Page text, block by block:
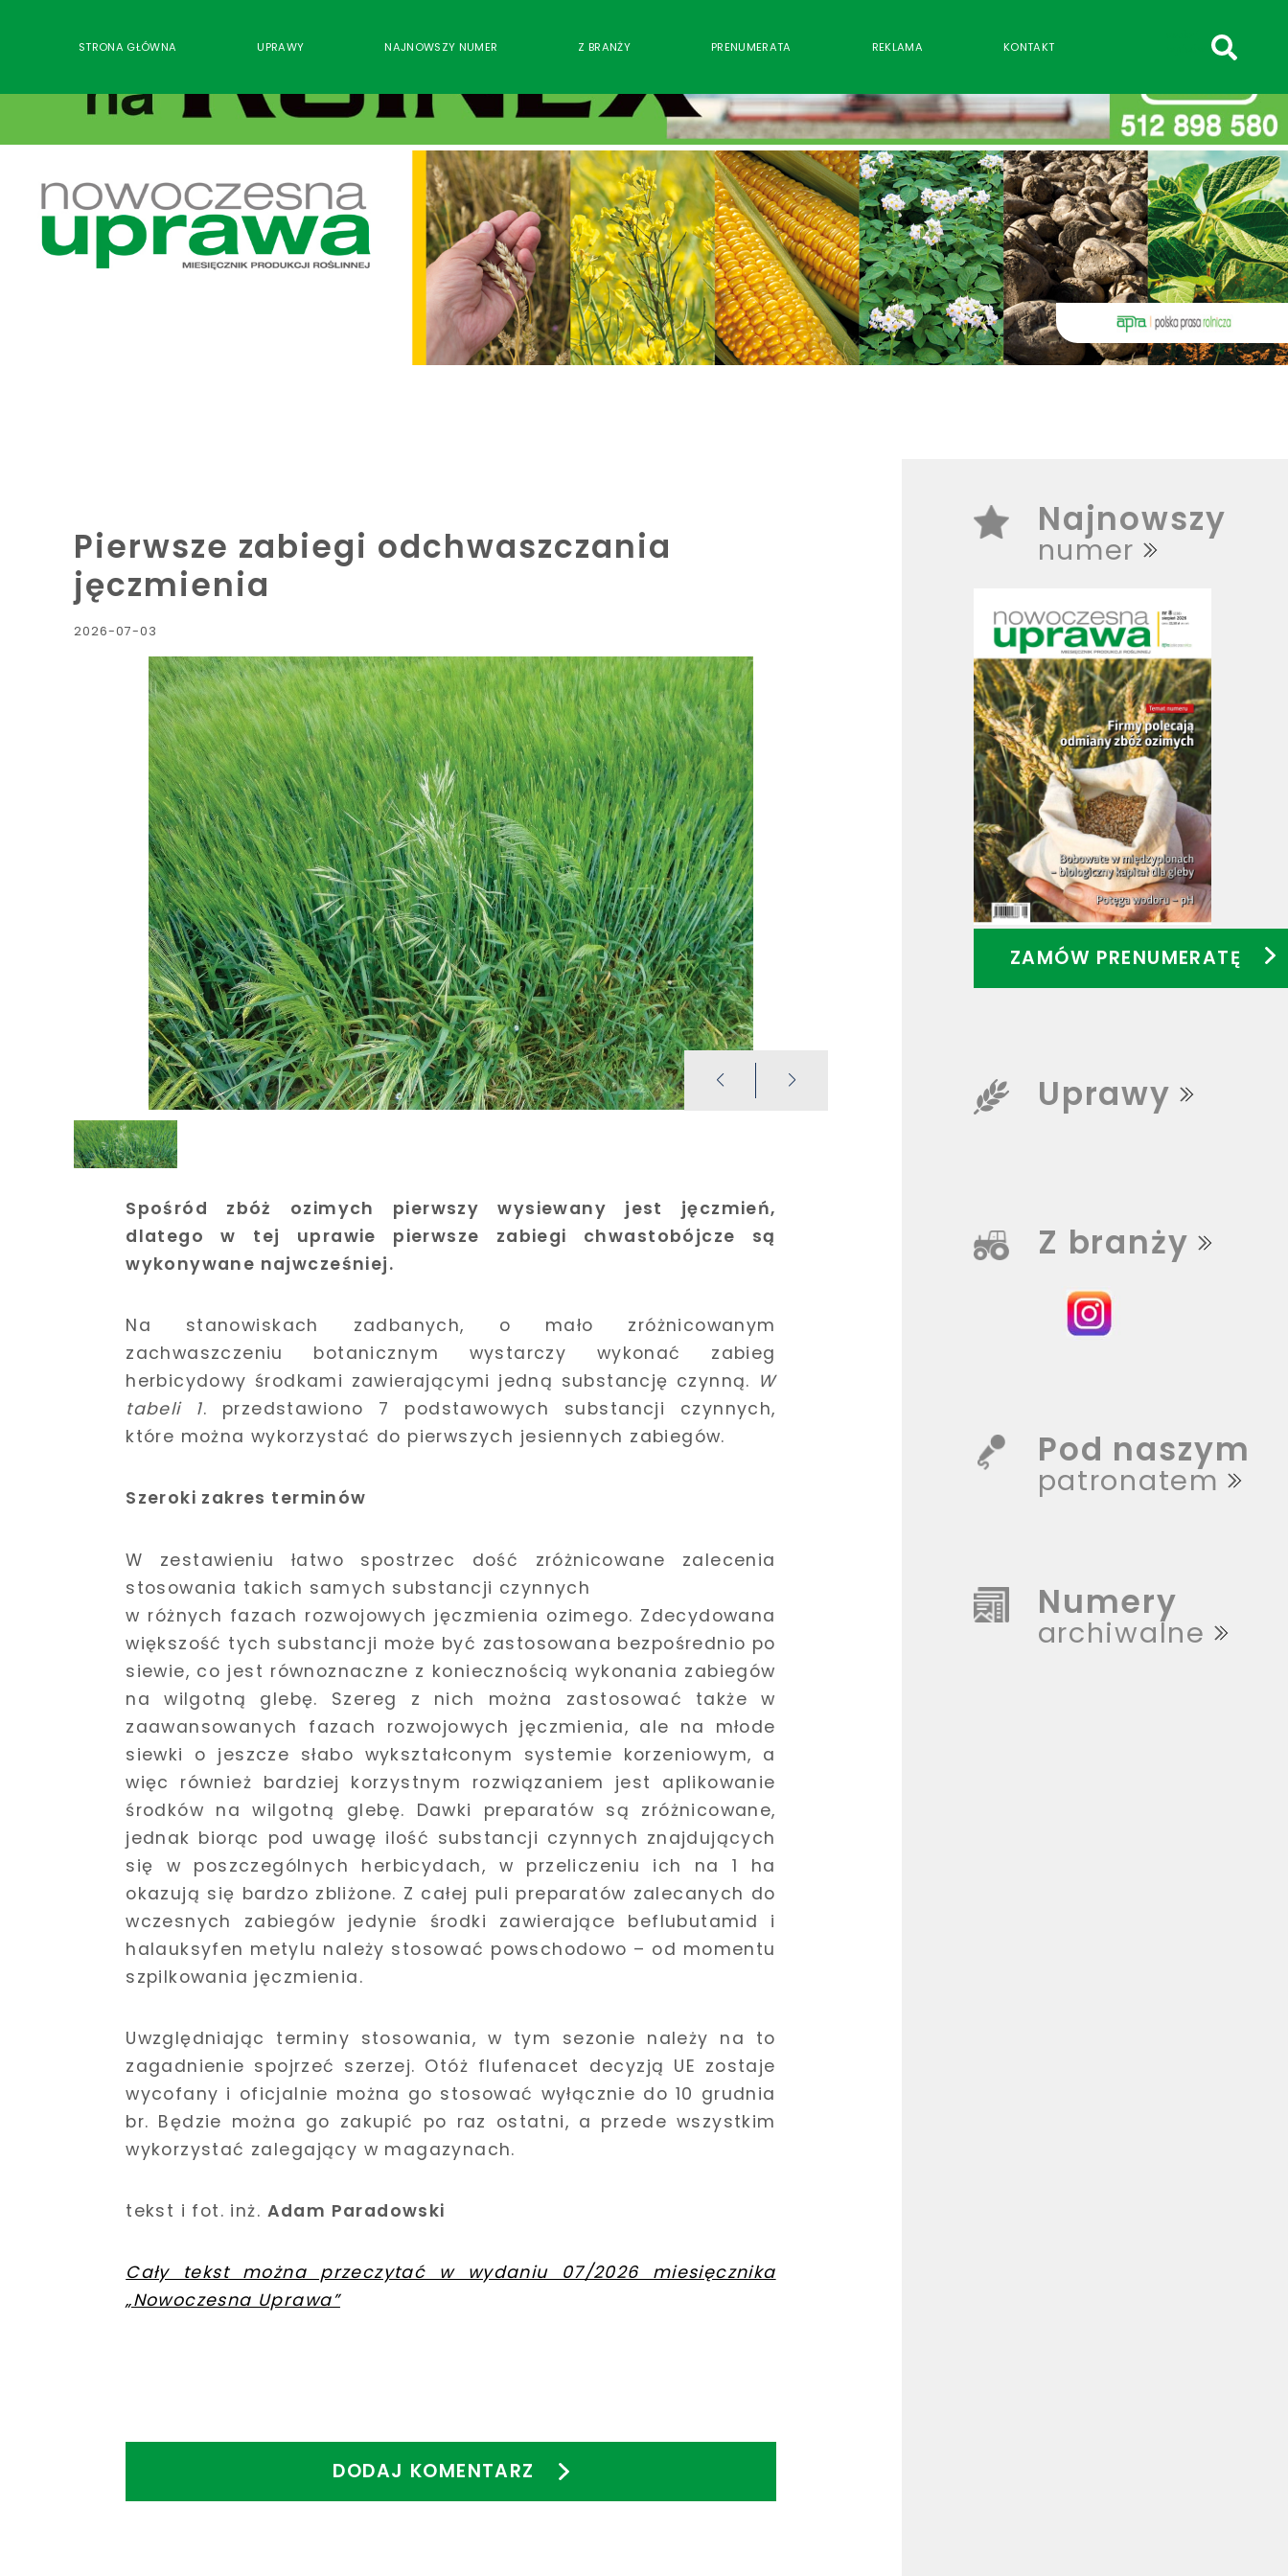
STRONA GŁÓWNA UPRAWY NAJNOWSZY NUMER Z BRANŻY PRENUMERATA REKLAMA KONTAKT
WPISZ CO NAJMNIEJ 3 ZNAKI
Pierwsze zabiegi odchwaszczania
jęczmienia
2026-07-03
Spośród zbóż ozimych pierwszy wysiewany jest jęczmień,
dlatego w tej uprawie pierwsze zabiegi chwastobójcze są
wykonywane najwcześniej.
Na stanowiskach zadbanych, o mało zróżnicowanym
zachwaszczeniu botanicznym wystarczy wykonać zabieg
herbicydowy środkami zawierającymi jedną substancję czynną. W
tabeli 1. przedstawiono 7 podstawowych substancji czynnych,
które można wykorzystać do pierwszych jesiennych zabiegów.
Szeroki zakres terminów
W zestawieniu łatwo spostrzec dość zróżnicowane zalecenia
stosowania takich samych substancji czynnych
w różnych fazach rozwojowych jęczmienia ozimego. Zdecydowana
większość tych substancji może być zastosowana bezpośrednio po
siewie, co jest równoznaczne z koniecznością wykonania zabiegów
na wilgotną glebę. Szereg z nich można zastosować także w
zaawansowanych fazach rozwojowych jęczmienia, ale na młode
siewki o jeszcze słabo wykształconym systemie korzeniowym, a
więc również bardziej korzystnym rozwiązaniem jest aplikowanie
środków na wilgotną glebę. Dawki preparatów są zróżnicowane,
jednak biorąc pod uwagę ilość substancji czynnych znajdujących
się w poszczególnych herbicydach, w przeliczeniu ich na 1 ha
okazują się bardzo zbliżone. Z całej puli preparatów zalecanych do
wczesnych zabiegów jedynie środki zawierające beflubutamid i
halauksyfen metylu należy stosować powschodowo – od momentu
szpilkowania jęczmienia.
Uwzględniając terminy stosowania, w tym sezonie należy na to
zagadnienie spojrzeć szerzej. Otóż flufenacet decyzją UE zostaje
wycofany i oficjalnie można go stosować wyłącznie do 10 grudnia
br. Będzie można go zakupić po raz ostatni, a przede wszystkim
wykorzystać zalegający w magazynach.
tekst i fot. inż. Adam Paradowski
Cały tekst można przeczytać w wydaniu 07/2026 miesięcznika
„Nowoczesna Uprawa”
DODAJ KOMENTARZ
Najnowszy
numer
ZAMÓW PRENUMERATĘ
Uprawy
Z branży
Pod naszym
patronatem
Numery
archiwalne